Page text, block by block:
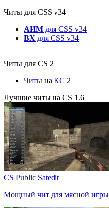
Читы для CSS v34
АИМ для CSS v34
ВХ для CSS v34
Читы для CS 2
Читы на КС 2
Лучшие читы на CS 1.6
CS Public Satedit
Мощный чит для мясной игры